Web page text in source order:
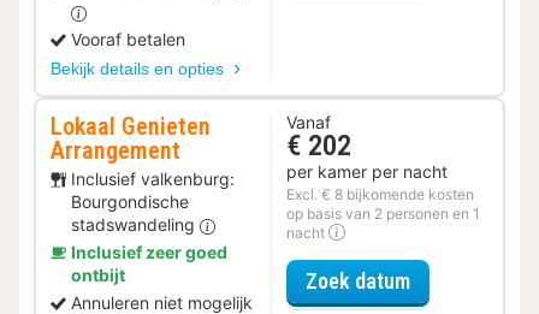
Vooraf betalen
Bekijk details en opties
Lokaal Genieten
Arrangement
Inclusief valkenburg:
Bourgondische
stadswandeling
Inclusief zeer goed
ontbijt
Annuleren niet mogelijk
Vanaf
€ 202
per kamer per nacht
Excl. € 8 bijkomende kosten
op basis van 2 personen en 1
nacht
Zoek datumvoor Lokaal